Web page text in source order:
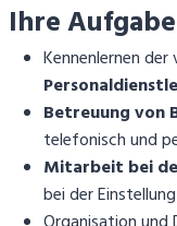
Ihre
Kennenlernen
Betreuung von
telefonisch und
Mitarbeit bei
bei der